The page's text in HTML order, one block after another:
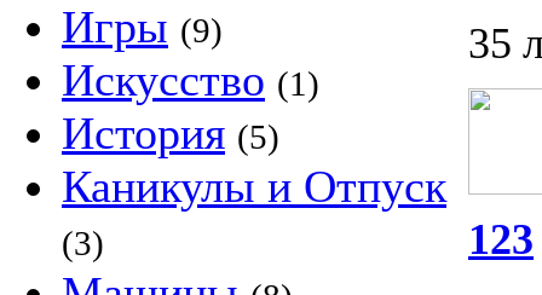
Игры (9)
Искусство (1)
История (5)
Каникулы и Отпуск
(3)
35
123